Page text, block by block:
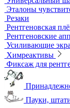
Принадлежности
Гибкие кассеты
Литеры
Магнитные
Маркировочные
Проволочные
Универсальный
Эталоны
Резаки
Рентгеновская
Рентгеновские
Усиливающие